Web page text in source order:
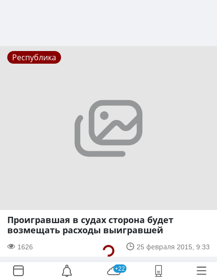
Республика
Проигравшая в судах сторона будет
возмещать расходы выигравшей
1626 25 февраля 2015, 9:33
+22